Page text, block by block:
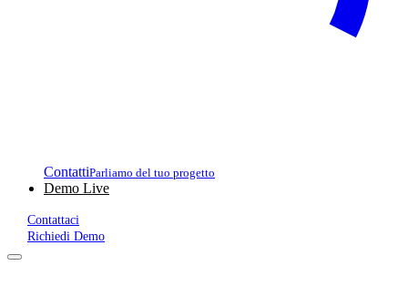
ContattiParliamo del tuo progetto
Demo Live
Contattaci
Richiedi Demo